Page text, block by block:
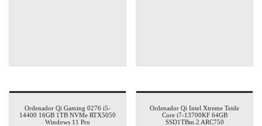
Ordenador Qi Gaming 0276 i5-
14400 16GB 1TB NVMe RTX5050
Windows 11 Pro
Ordenador Qi Intel Xtreme Teide
Core i7-13700KF 64GB
SSD1TBm.2 ARC750